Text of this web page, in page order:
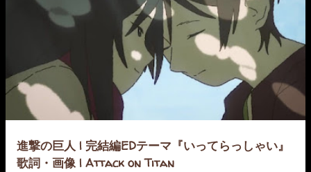
進撃の巨人 | 完結編EDテーマ『いってらっしゃい』
歌詞・画像 | Attack on Titan